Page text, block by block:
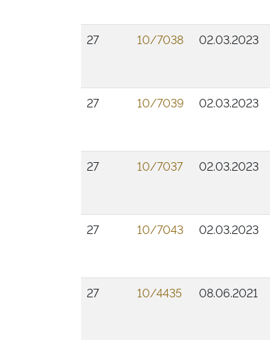
27
10/7038 02.03.2023
27
10/7039 02.03.2023
27
10/7037 02.03.2023
27
10/7043 02.03.2023
27
10/4435 08.06.2021